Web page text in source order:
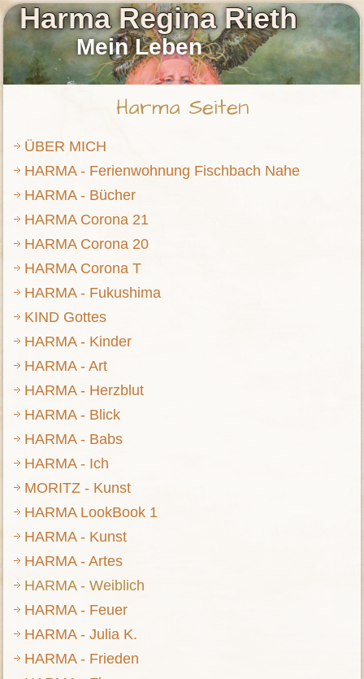
Harma Regina Rieth
Mein Leben
Harma Seiten
ÜBER MICH
HARMA - Ferienwohnung Fischbach Nahe
HARMA - Bücher
HARMA Corona 21
HARMA Corona 20
HARMA Corona T
HARMA - Fukushima
KIND Gottes
HARMA - Kinder
HARMA - Art
HARMA - Herzblut
HARMA - Blick
HARMA - Babs
HARMA - Ich
MORITZ - Kunst
HARMA LookBook 1
HARMA - Kunst
HARMA - Artes
HARMA - Weiblich
HARMA - Feuer
HARMA - Julia K.
HARMA - Frieden